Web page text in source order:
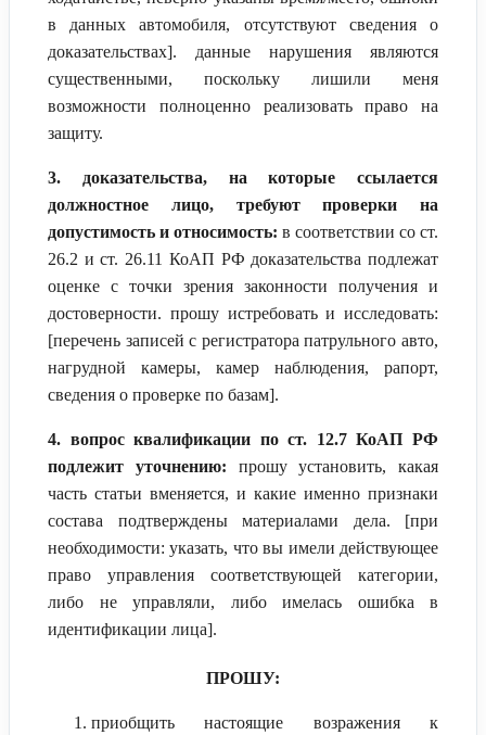
в данных автомобиля, отсутствуют сведения о
доказательствах]. данные нарушения являются
существенными, поскольку лишили меня
возможности полноценно реализовать право на
защиту.
3. доказательства, на которые ссылается
должностное лицо, требуют проверки на
допустимость и относимость: в соответствии со ст.
26.2 и ст. 26.11 КоАП РФ доказательства подлежат
оценке с точки зрения законности получения и
достоверности. прошу истребовать и исследовать:
[перечень записей с регистратора патрульного авто,
нагрудной камеры, камер наблюдения, рапорт,
сведения о проверке по базам].
4. вопрос квалификации по ст. 12.7 КоАП РФ
подлежит уточнению: прошу установить, какая
часть статьи вменяется, и какие именно признаки
состава подтверждены материалами дела. [при
необходимости: указать, что вы имели действующее
право управления соответствующей категории,
либо не управляли, либо имелась ошибка в
идентификации лица].
ПРОШУ:
приобщить настоящие возражения к